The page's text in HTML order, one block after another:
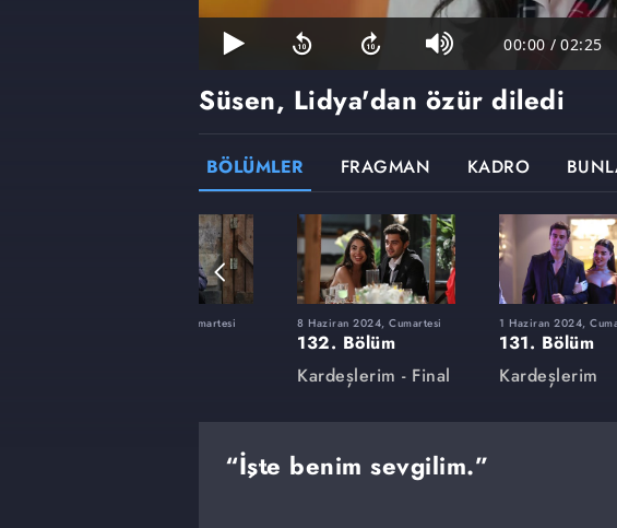
00:00 / 02:25
Süsen, Lidya'dan özür diledi
BÖLÜMLER FRAGMAN KADRO
24 Şubat 2024, Cumartesi 8 Haziran 2024, Cumartesi
132. Bölüm
Kardeşlerim - Final
1 Haziran 2024,
131. Bölüm
Kardeşlerim
“İşte benim sevgilim.”